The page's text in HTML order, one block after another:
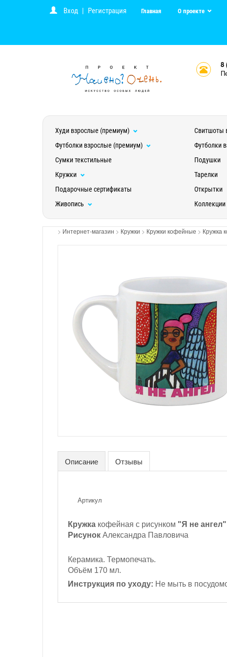
Вход | Регистрация Главная О проекте
8
Худи взрослые (премиум) Свитшоты
Футболки взрослые (премиум)
Футболки
Сумки текстильные
Подушки
Кружки
Тарелки
Подарочные сертификаты
Открытки
Живопись
Коллекции
> Интернет-магазин > Кружки > Кружки кофейные > Кружка
Описание Отзывы
Артикул
Кружка кофейная с рисунком "Я не ангел"
Рисунок Александра Павловича
Керамика. Термопечать.
Объём 170 мл.
Инструкция по уходу: Не мыть в